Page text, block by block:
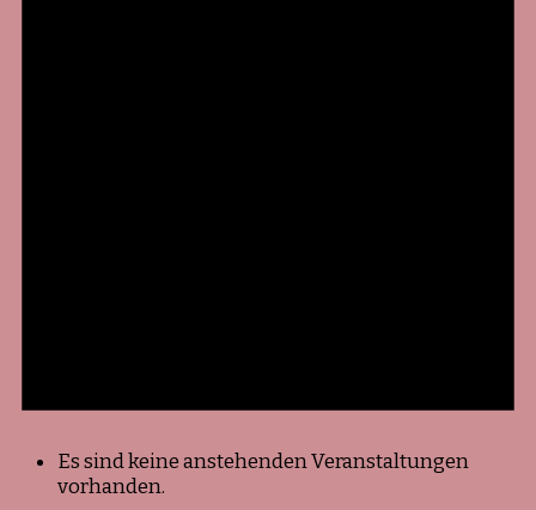
Es sind keine anstehenden Veranstaltungen
vorhanden.